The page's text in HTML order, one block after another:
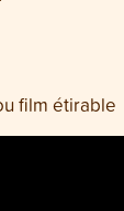
film étirable